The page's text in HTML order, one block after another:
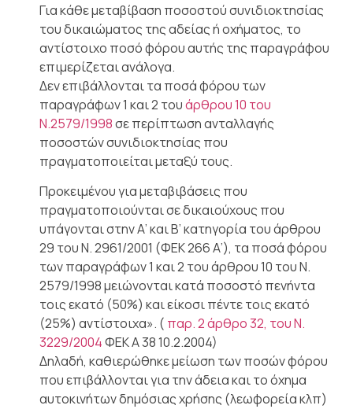
Για κάθε μεταβίβαση ποσοστού συνιδιοκτησίας
του δικαιώματος της αδείας ή οχήματος, το
αντίστοιχο ποσό φόρου αυτής της παραγράφου
επιμερίζεται ανάλογα.
Δεν επιβάλλονται τα ποσά φόρου των
παραγράφων 1 και 2 τουάρθρου 10 του
Ν.2579/1998σε περίπτωση ανταλλαγής
ποσοστών συνιδιοκτησίας που
πραγματοποιείται μεταξύ τους.
Προκειμένου για μεταβιβάσεις που
πραγματοποιούνται σε δικαιούχους που
υπάγονται στην Α’ και Β’ κατηγορία του άρθρου
29 του Ν. 2961/2001 (ΦΕΚ 266 Α’), τα ποσά φόρου
των παραγράφων 1 και 2 του άρθρου 10 του Ν.
2579/1998 μειώνονται κατά ποσοστό πενήντα
τοις εκατό (50%) και είκοσι πέντε τοις εκατό
(25%) αντίστοιχα». ( παρ. 2 άρθρο 32, του Ν.
3229/2004ΦΕΚ Α 38 10.2.2004)
Δηλαδή, καθιερώθηκε μείωση των ποσών φόρου
που επιβάλλονται για την άδεια και το όχημα
αυτοκινήτων δημόσιας χρήσης (λεωφορεία κλπ)